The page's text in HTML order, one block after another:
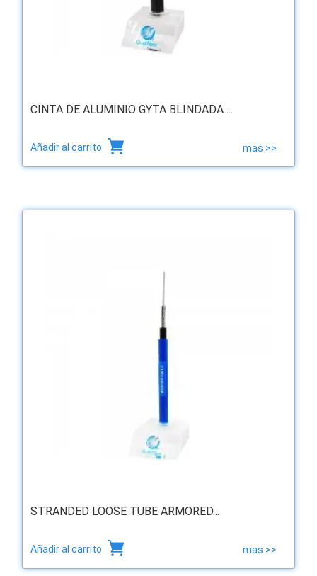
CINTA DE ALUMINIO GYTA BLINDADA ...
Añadir al carrito mas >>
STRANDED LOOSE TUBE ARMORED...
Añadir al carrito mas >>